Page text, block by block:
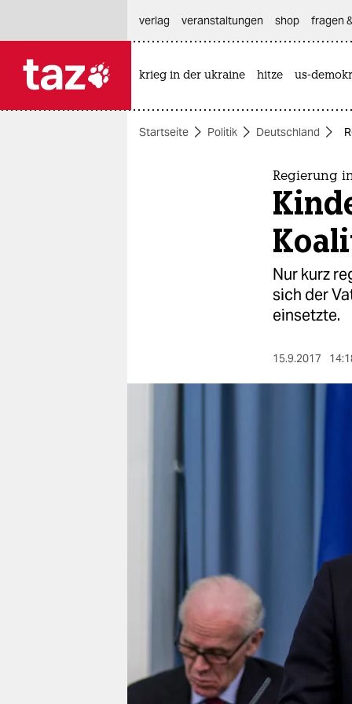
themen
nord
verlag
fragen & hilfe
unterstützen
genossenschaft
verlag
veranstaltungen shop fragen
krieg in der ukraine hitze us-
Startseite Politik Deutschland
Regierung
Nur kurz
sich der
einsetzte.
15.9.2017